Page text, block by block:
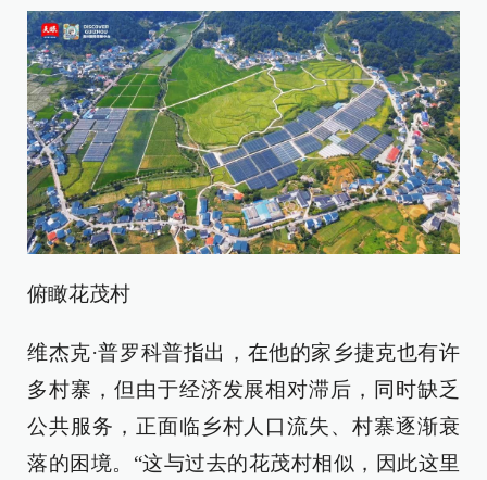
俯瞰花茂村
维杰克·普罗科普指出，在他的家乡捷克也有许
多村寨，但由于经济发展相对滞后，同时缺乏
公共服务，正面临乡村人口流失、村寨逐渐衰
落的困境。“这与过去的花茂村相似，因此这里